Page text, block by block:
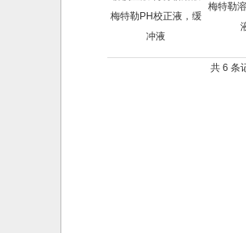
梅特勒
共 6 条